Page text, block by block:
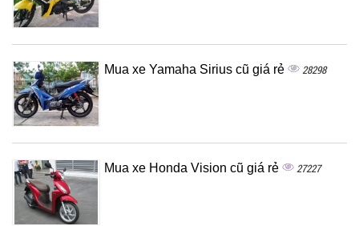
Mua xe Yamaha Sirius cũ giá rẻ 28298
Mua xe Honda Vision cũ giá rẻ 27227